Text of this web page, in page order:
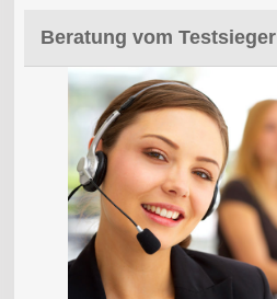
Beratung vom Testsieger